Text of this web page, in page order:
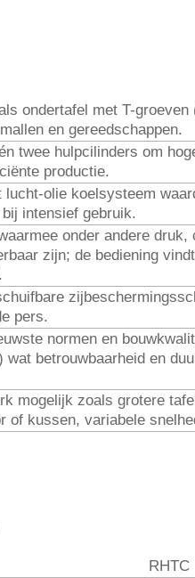
ondertafel met T-groeven
en gereedschappen.
twee hulpcilinders om
productie.
olie koelsysteem
intensief gebruik.
onder andere druk,
zijn; de bediening
pers.
normen en
betrouwbaarheid en
mogelijk zoals grotere
of kussen, variabele
RHTC